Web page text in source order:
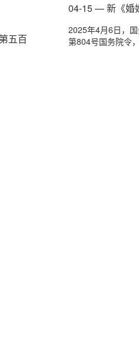
五百
04-15 — 新《婚
解读
2025年4月6日，
第804号国务院令